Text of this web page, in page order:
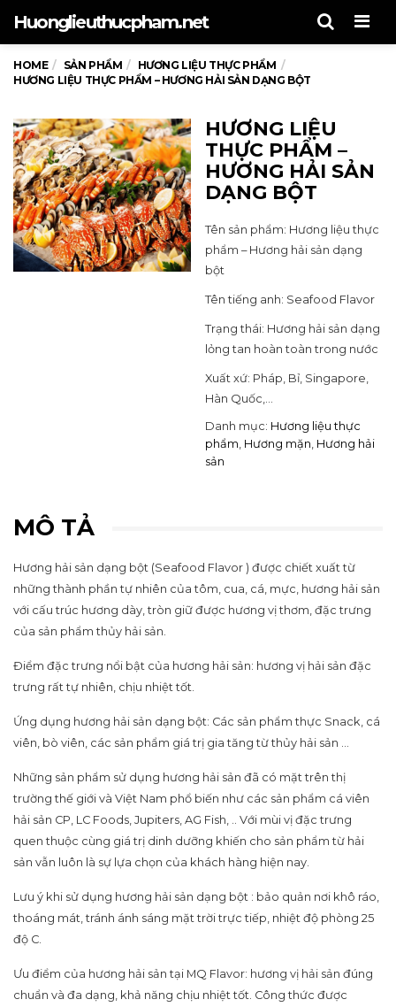
Huonglieuthucpham.net
HOME SẢN PHẨM
HƯƠNG LIỆU THỰC PHẨM
HƯƠNG LIỆU THỰC PHẨM – HƯƠNG HẢI SẢN DẠNG BỘT
HƯƠNG LIỆU
THỰC PHẨM –
HƯƠNG HẢI SẢN
DẠNG BỘT
Tên sản phẩm: Hương liệu thực
phẩm – Hương hải sản dạng
bột
Tên tiếng anh: Seafood Flavor
Trạng thái: Hương hải sản dạng
lỏng tan hoàn toàn trong nước
Xuất xứ: Pháp, Bỉ, Singapore,
Hàn Quốc,…
Danh mục: Hương liệu thực
phẩm, Hương mặn, Hương hải
sản
MÔ TẢ
Hương hải sản dạng bột (Seafood Flavor ) được chiết xuất từ
những thành phần tự nhiên của tôm, cua, cá, mực, hương hải sản
với cấu trúc hương dày, tròn giữ được hương vị thơm, đặc trưng
của sản phẩm thủy hải sản.
Điểm đặc trưng nổi bật của hương hải sản: hương vị hải sản đặc
trưng rất tự nhiên, chịu nhiệt tốt.
Ứng dụng hương hải sản dạng bột: Các sản phẩm thực Snack, cá
viên, bò viên, các sản phẩm giá trị gia tăng từ thủy hải sản …
Những sản phẩm sử dụng hương hải sản đã có mặt trên thị
trường thế giới và Việt Nam phổ biến như các sản phẩm cá viên
hải sản CP, LC Foods, Jupiters, AG Fish, .. Với mùi vị đặc trưng
quen thuộc cùng giá trị dinh dưỡng khiến cho sản phẩm từ hải
sản vẫn luôn là sự lựa chọn của khách hàng hiện nay.
Lưu ý khi sử dụng hương hải sản dạng bột : bảo quản nơi khô ráo,
thoáng mát, tránh ánh sáng mặt trời trực tiếp, nhiệt độ phòng 25
độ C.
Ưu điểm của hương hải sản tại MQ Flavor: hương vị hải sản đúng
chuẩn và đa dạng, khả năng chịu nhiệt tốt. Công thức được